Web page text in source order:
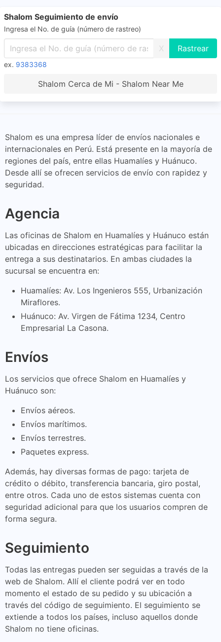
Shalom Seguimiento de envío
Ingresa el No. de guía (número de rastreo)
X
ex. 9383368
Shalom Cerca de Mi - Shalom Near Me
Shalom es una empresa líder de envíos nacionales e
internacionales en Perú. Está presente en la mayoría de
regiones del país, entre ellas Huamalíes y Huánuco.
Desde allí se ofrecen servicios de envío con rapidez y
seguridad.
Agencia
Las oficinas de Shalom en Huamalíes y Huánuco están
ubicadas en direcciones estratégicas para facilitar la
entrega a sus destinatarios. En ambas ciudades la
sucursal se encuentra en:
Huamalíes: Av. Los Ingenieros 555, Urbanización
Miraflores.
Huánuco: Av. Virgen de Fátima 1234, Centro
Empresarial La Casona.
Envíos
Los servicios que ofrece Shalom en Huamalíes y
Huánuco son:
Envíos aéreos.
Envíos marítimos.
Envíos terrestres.
Paquetes express.
Además, hay diversas formas de pago: tarjeta de
crédito o débito, transferencia bancaria, giro postal,
entre otros. Cada uno de estos sistemas cuenta con
seguridad adicional para que los usuarios compren de
forma segura.
Seguimiento
Todas las entregas pueden ser seguidas a través de la
web de Shalom. Allí el cliente podrá ver en todo
momento el estado de su pedido y su ubicación a
través del código de seguimiento. El seguimiento se
extiende a todos los países, incluso aquellos donde
Shalom no tiene oficinas.